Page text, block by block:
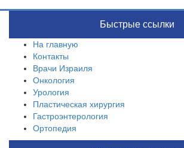
Быстрые ссылки
На главную
Контакты
Врачи Израиля
Онкология
Урология
Пластическая хирургия
Гастроэнтерология
Ортопедия